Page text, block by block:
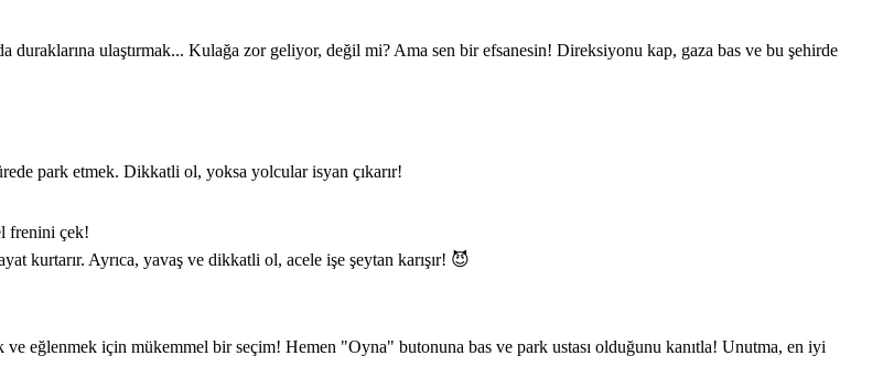
duraklarına ulaştırmak... Kulağa zor geliyor, değil mi? Ama sen bir efsanesin! Direksiyonu kap, gaza bas ve bu şehirde
park etmek. Dikkatli ol, yoksa yolcular isyan çıkarır!
frenini çek!
kurtarır. Ayrıca, yavaş ve dikkatli ol, acele işe şeytan karışır! 😈
ve eğlenmek için mükemmel bir seçim! Hemen "Oyna" butonuna bas ve park ustası olduğunu kanıtla! Unutma, en iyi